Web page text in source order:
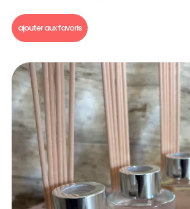
ajouter aux favoris